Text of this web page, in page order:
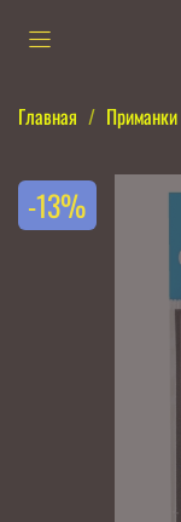
Главная Приманки
-13%